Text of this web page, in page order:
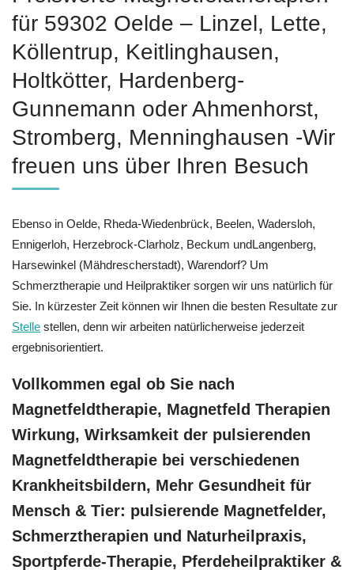
für 59302 Oelde – Linzel, Lette,
Köllentrup, Keitlinghausen,
Holtkötter, Hardenberg-
Gunnemann oder Ahmenhorst,
Stromberg, Menninghausen -Wir
freuen uns über Ihren Besuch
Ebenso in Oelde, Rheda-Wiedenbrück, Beelen, Wadersloh,
Ennigerloh, Herzebrock-Clarholz, Beckum undLangenberg,
Harsewinkel (Mähdrescherstadt), Warendorf? Um
Schmerztherapie und Heilpraktiker sorgen wir uns natürlich für
Sie. In kürzester Zeit können wir Ihnen die besten Resultate zur
Stelle stellen, denn wir arbeiten natürlicherweise jederzeit
ergebnisorientiert.
Vollkommen egal ob Sie nach
Magnetfeldtherapie, Magnetfeld Therapien
Wirkung, Wirksamkeit der pulsierenden
Magnetfeldtherapie bei verschiedenen
Krankheitsbildern, Mehr Gesundheit für
Mensch & Tier: pulsierende Magnetfelder,
Schmerztherapien und Naturheilpraxis,
Sportpferde-Therapie, Pferdeheilpraktiker &